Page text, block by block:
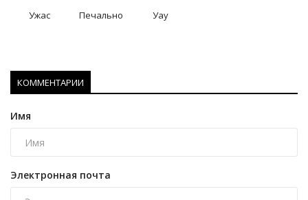
Ужас Печально Уау
КОММЕНТАРИИ
Имя
Электронная почта